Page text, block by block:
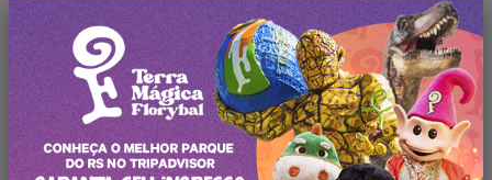
Pesquisar no Blog